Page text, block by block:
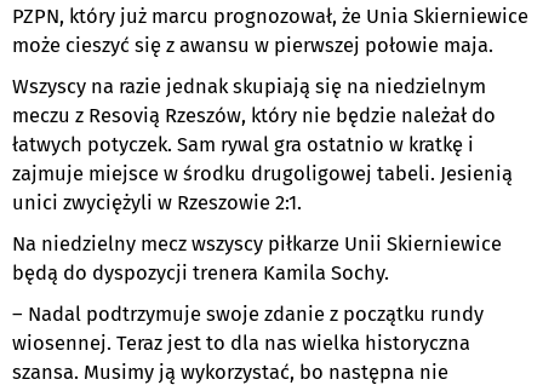
PZPN, który już marcu prognozował, że Unia Skierniewice
może cieszyć się z awansu w pierwszej połowie maja.
Wszyscy na razie jednak skupiają się na niedzielnym
meczu z Resovią Rzeszów, który nie będzie należał do
łatwych potyczek. Sam rywal gra ostatnio w kratkę i
zajmuje miejsce w środku drugoligowej tabeli. Jesienią
unici zwyciężyli w Rzeszowie 2:1.
Na niedzielny mecz wszyscy piłkarze Unii Skierniewice
będą do dyspozycji trenera Kamila Sochy.
– Nadal podtrzymuje swoje zdanie z początku rundy
wiosennej. Teraz jest to dla nas wielka historyczna
szansa. Musimy ją wykorzystać, bo następna nie